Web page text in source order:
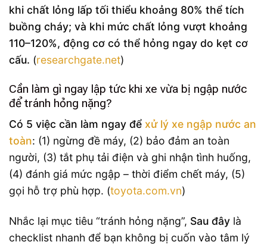
khi chất lỏng lấp tối thiểu khoảng 80% thể tích
buồng cháy; và khi mức chất lỏng vượt khoảng
110–120%, động cơ có thể hỏng ngay do kẹt cơ
cấu. (researchgate.net)
Cần làm gì ngay lập tức khi xe vừa bị ngập nước
để tránh hỏng nặng?
Có 5 việc cần làm ngay để xử lý xe ngập nước an
toàn: (1) ngừng đề máy, (2) bảo đảm an toàn
người, (3) tắt phụ tải điện và ghi nhận tình huống,
(4) đánh giá mức ngập – thời điểm chết máy, (5)
gọi hỗ trợ phù hợp. (toyota.com.vn)
Nhắc lại mục tiêu “tránh hỏng nặng”, Sau đây là
checklist nhanh để bạn không bị cuốn vào tâm lý